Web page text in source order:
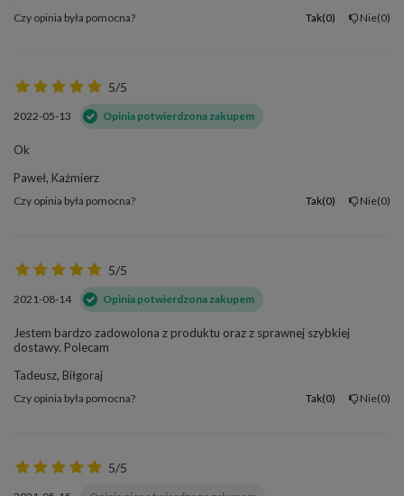
Czy opinia była pomocna? Tak 0 Nie 0
5/5
2022-05-13 Opinia potwierdzona zakupem
Ok
Paweł, Kaźmierz
Czy opinia była pomocna? Tak 0 Nie 0
5/5
2021-08-14 Opinia potwierdzona zakupem
Jestem bardzo zadowolona z produktu oraz z sprawnej szybkiej
dostawy. Polecam
Tadeusz, Biłgoraj
Czy opinia była pomocna? Tak 0 Nie 0
5/5